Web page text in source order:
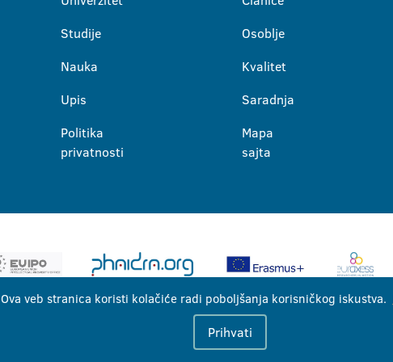
Studije
Nauka
Upis
Politika
privatnosti
Osoblje
Kvalitet
Saradnja
Mapa
sajta
Univerzitet u Banjoj Luci © 2026
Ova veb stranica koristi kolačiće radi poboljšanja korisničkog iskustva.
Prihvati